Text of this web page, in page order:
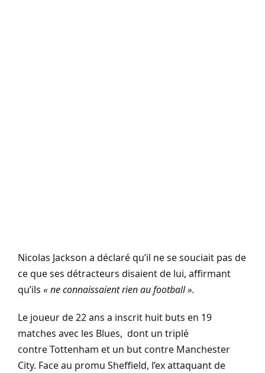
Nicolas Jackson a déclaré qu’il ne se souciait pas de
ce que ses détracteurs disaient de lui, affirmant
qu’ils « ne connaissaient rien au football ».
Le joueur de 22 ans a inscrit huit buts en 19
matches avec les Blues, dont un triplé
contre Tottenham et un but contre Manchester
City. Face au promu Sheffield, l’ex attaquant de